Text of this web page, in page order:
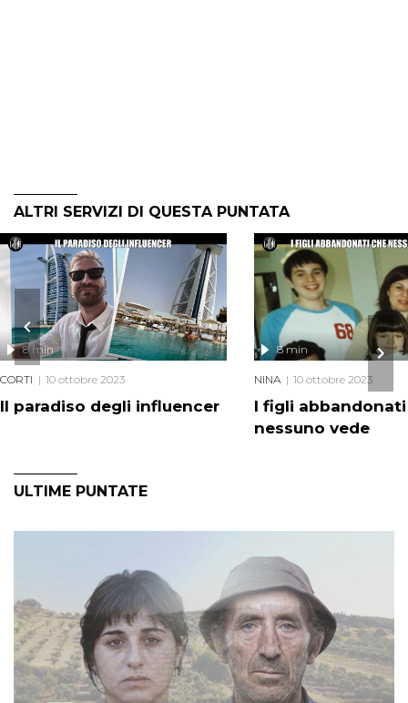
ALTRI SERVIZI DI QUESTA PUNTATA
Il paradiso degli influencer
8 min
CORTI 10 ottobre 2023
I figli
nessuno vede
8 min
NINA 10 ottobre 2023
ULTIME PUNTATE